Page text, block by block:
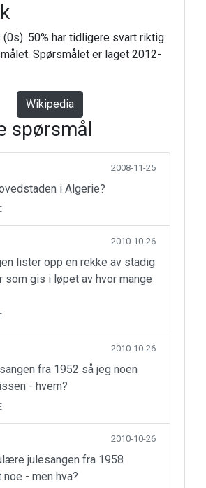
50% har tidligere svart riktig
Spørsmålet er laget 2012-
Wikipedia
spørsmål
2008-11-25
i Algerie?
2010-10-26
lister opp en rekke av stadig
som gis i løpet av hvor mange
2010-10-26
fra 1952 så jeg noen
- hvem?
2010-10-26
julesangen fra 1958
- men hva?